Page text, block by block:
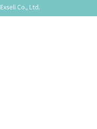
Co., Ltd.